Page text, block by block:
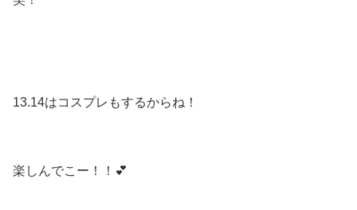
13.14はコスプレもするからね！
楽しんでこー！！💕